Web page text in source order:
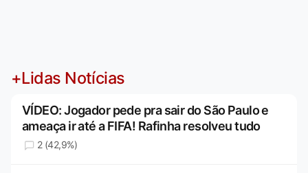
+Lidas Notícias
VÍDEO: Jogador pede pra sair do São Paulo e
ameaça ir até a FIFA! Rafinha resolveu tudo
2 (42,9%)